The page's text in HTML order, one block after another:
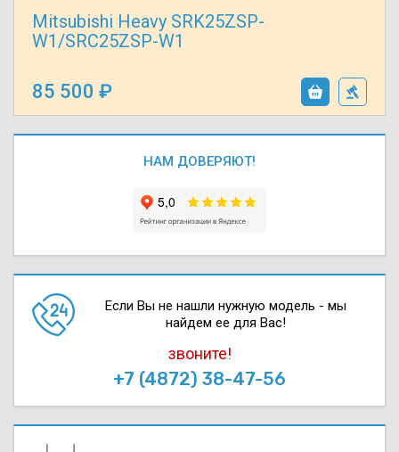
Mitsubishi Heavy SRK25ZSP-
W1/SRC25ZSP-W1
85 500
НАМ ДОВЕРЯЮТ!
Если Вы не нашли нужную модель - мы
найдем ее для Вас!
звоните!
+7 (4872) 38-47-56